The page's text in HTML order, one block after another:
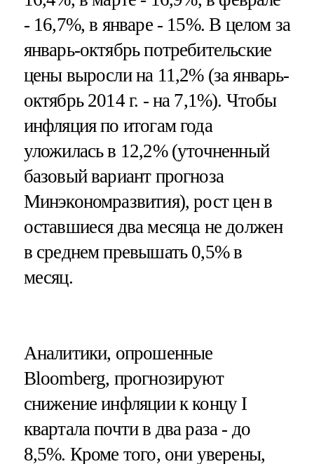
- 16,7%, в январе - 15%. В целом за
январь-октябрь потребительские
цены выросли на 11,2% (за январь-
октябрь 2014 г. - на 7,1%). Чтобы
инфляция по итогам года
уложилась в 12,2% (уточненный
базовый вариант прогноза
Минэкономразвития), рост цен в
оставшиеся два месяца не должен
в среднем превышать 0,5% в
месяц.
Аналитики, опрошенные
Bloomberg, прогнозируют
снижение инфляции к концу I
квартала почти в два раза - до
8,5%. Кроме того, они уверены,